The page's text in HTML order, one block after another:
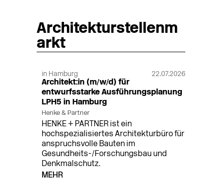
Architekturstellenm
arkt
in Hamburg 22.07.2026
Architekt:in (m/w/d) für
entwurfsstarke Ausführungsplanung
LPH5 in Hamburg
Henke & Partner
HENKE + PARTNER ist ein
hochspezialisiertes Architekturbüro für
anspruchsvolle Bauten im
Gesundheits-/Forschungsbau und
Denkmalschutz.
MEHR